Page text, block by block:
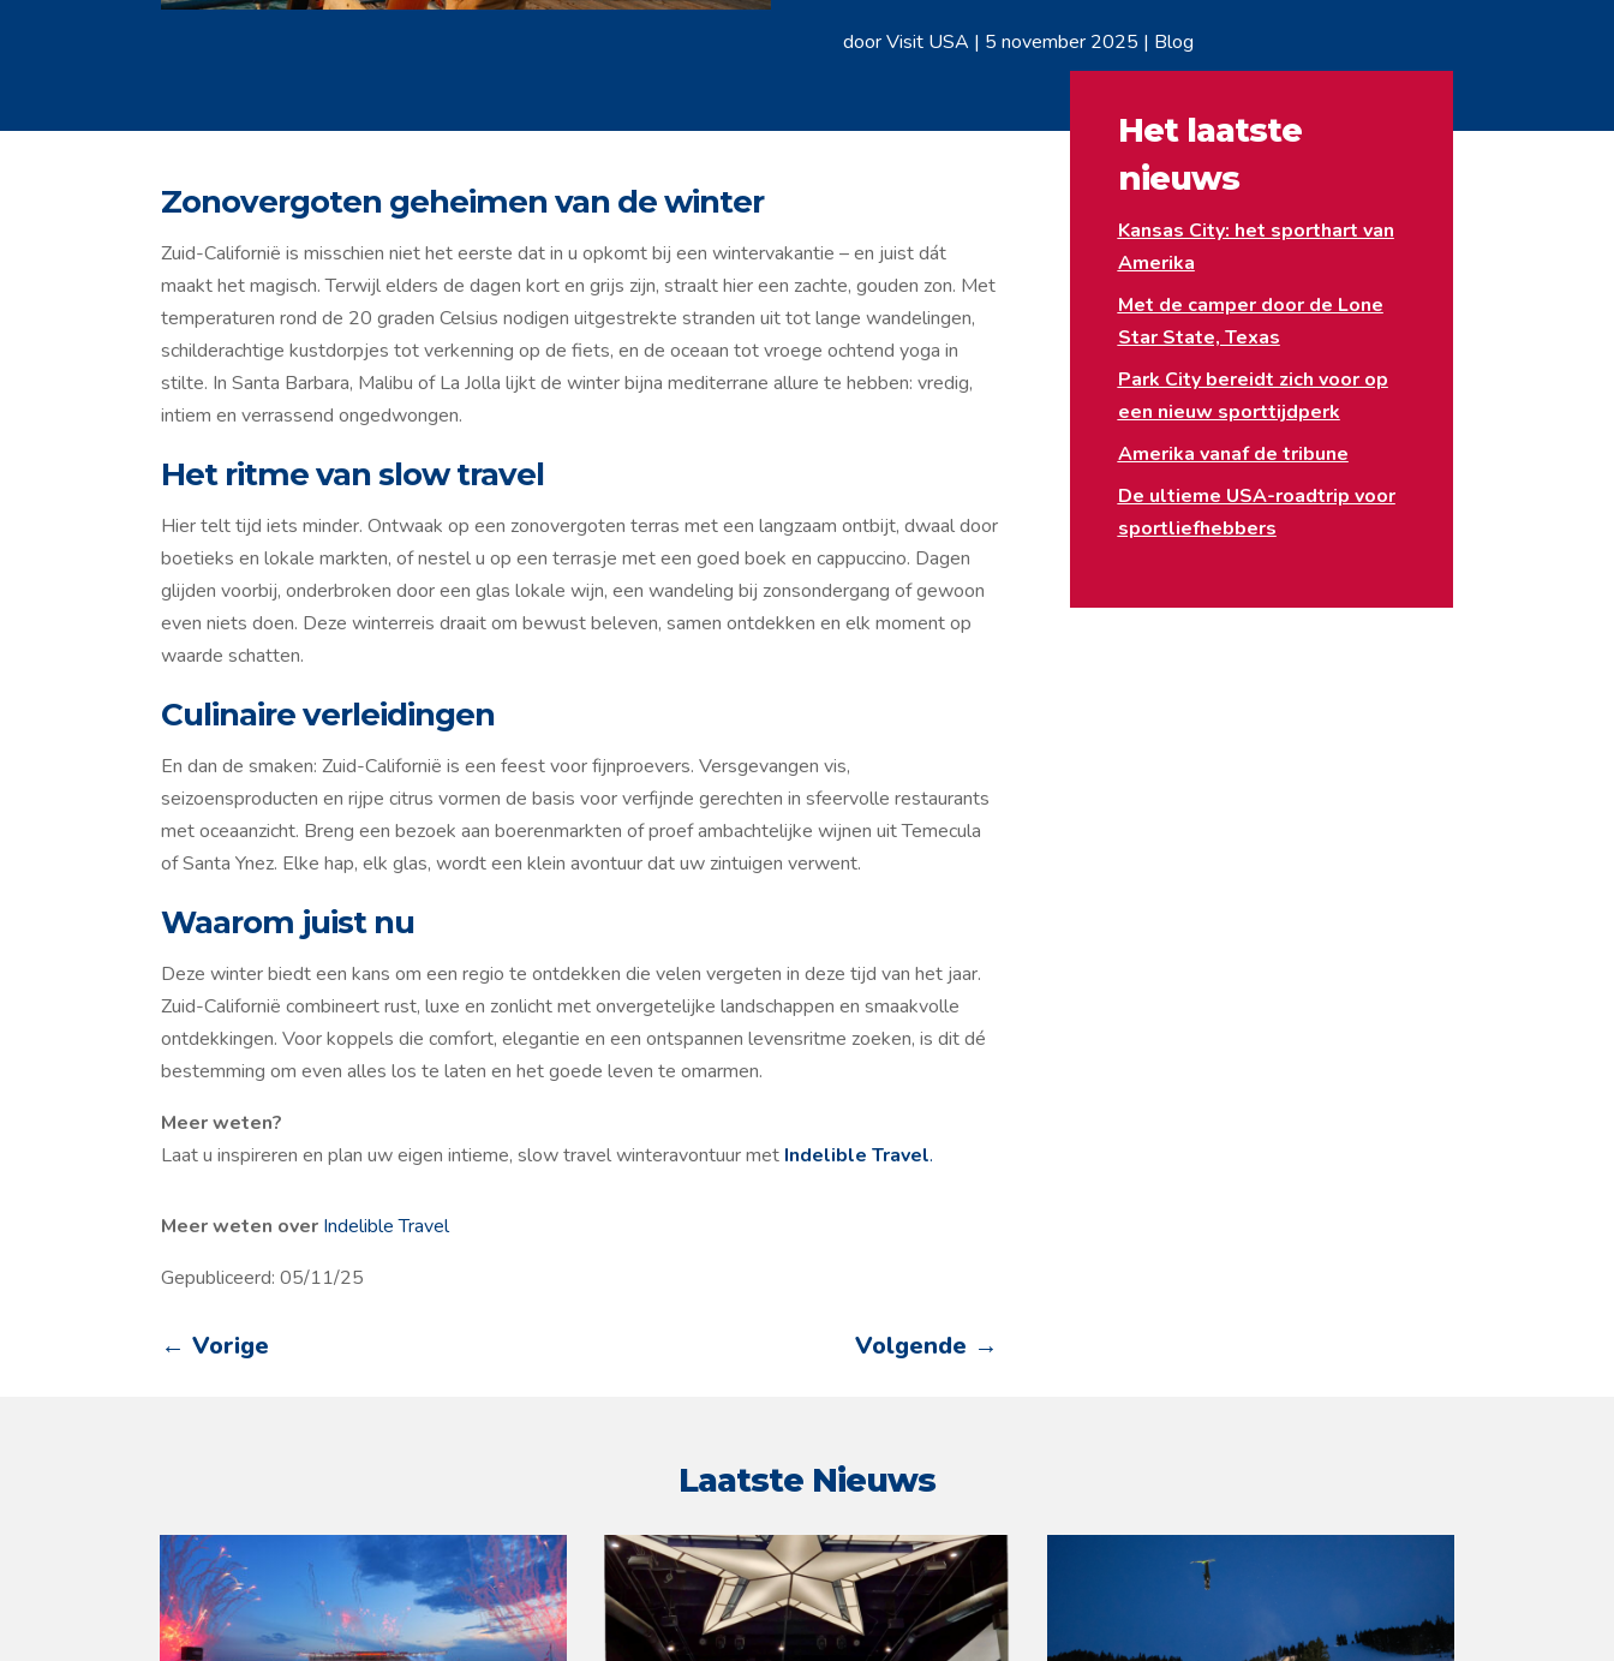
doorVisit USA | 5 november 2025 | Blog
Zonovergoten geheimen van de winter
Zuid-Californië is misschien niet het eerste dat in u opkomt bij een wintervakantie – en juist dát
maakt het magisch. Terwijl elders de dagen kort en grijs zijn, straalt hier een zachte, gouden zon. Met
temperaturen rond de 20 graden Celsius nodigen uitgestrekte stranden uit tot lange wandelingen,
schilderachtige kustdorpjes tot verkenning op de fiets, en de oceaan tot vroege ochtend yoga in
stilte. In Santa Barbara, Malibu of La Jolla lijkt de winter bijna mediterrane allure te hebben: vredig,
intiem en verrassend ongedwongen.
Het ritme van slow travel
Hier telt tijd iets minder. Ontwaak op een zonovergoten terras met een langzaam ontbijt, dwaal door
boetieks en lokale markten, of nestel u op een terrasje met een goed boek en cappuccino. Dagen
glijden voorbij, onderbroken door een glas lokale wijn, een wandeling bij zonsondergang of gewoon
even niets doen. Deze winterreis draait om bewust beleven, samen ontdekken en elk moment op
waarde schatten.
Culinaire verleidingen
En dan de smaken: Zuid-Californië is een feest voor fijnproevers. Versgevangen vis,
seizoensproducten en rijpe citrus vormen de basis voor verfijnde gerechten in sfeervolle restaurants
met oceaanzicht. Breng een bezoek aan boerenmarkten of proef ambachtelijke wijnen uit Temecula
of Santa Ynez. Elke hap, elk glas, wordt een klein avontuur dat uw zintuigen verwent.
Waarom juist nu
Deze winter biedt een kans om een regio te ontdekken die velen vergeten in deze tijd van het jaar.
Zuid-Californië combineert rust, luxe en zonlicht met onvergetelijke landschappen en smaakvolle
ontdekkingen. Voor koppels die comfort, elegantie en een ontspannen levensritme zoeken, is dit dé
bestemming om even alles los te laten en het goede leven te omarmen.
Meer weten?
Laat u inspireren en plan uw eigen intieme, slow travel winteravontuur met Indelible Travel.
Meer weten over Indelible Travel
Gepubliceerd: 05/11/25
←Vorige Volgende →
Het laatste
nieuws
Kansas City: het sporthart van
Amerika
Met de camper door de Lone
Star State, Texas
Park City bereidt zich voor op
een nieuw sporttijdperk
Amerika vanaf de tribune
De ultieme USA-roadtrip voor
sportliefhebbers
Laatste Nieuws